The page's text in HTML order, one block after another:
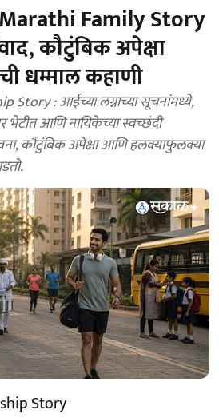
Family Story
कौटुंबिक अपेक्षा
धम्माल कहाणी
Story : आईच्या लग्नाच्या सूचनांमध्ये,
भेटीत आणि नायिकेच्या स्वच्छंदी
कौटुंबिक अपेक्षा आणि हलक्याफुलक्या
Story